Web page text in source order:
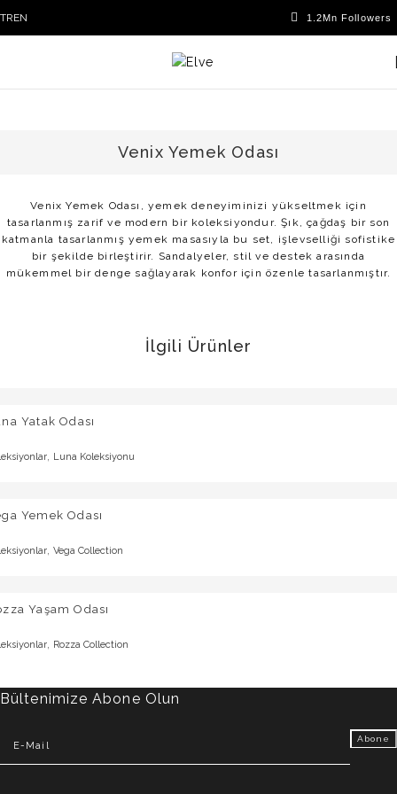
TREN
Venix Yemek Odası
Venix Yemek Odası, yemek deneyiminizi yükseltmek için
tasarlanmış zarif ve modern bir koleksiyondur. Şık, çağdaş bir son
katmanla tasarlanmış yemek masasıyla bu set, işlevselliği sofistike
bir şekilde birleştirir. Sandalyeler, stil ve destek arasında
mükemmel bir denge sağlayarak konfor için özenle tasarlanmıştır.
İlgili Ürünler
Yatak Odası
, Luna Koleksiyonu
Yemek Odası
, Vega Collection
Yaşam Odası
, Rozza Collection
Bültenimize Abone Olun